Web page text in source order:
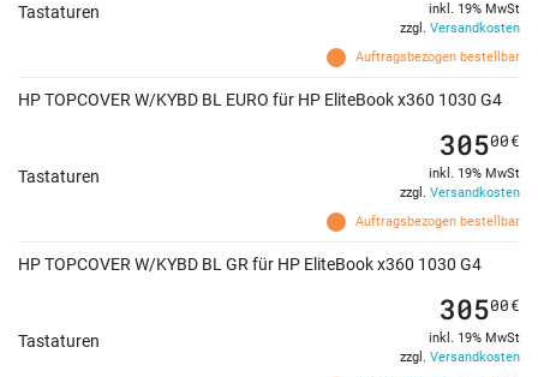
Tastaturen
Auftragsbezogen bestellbar
inkl. 19% MwSt
zzgl. Versandkosten
HP TOPCOVER W/KYBD BL EURO für HP EliteBook x360 1030 G4
Tastaturen
Auftragsbezogen bestellbar
30500€
inkl. 19% MwSt
zzgl. Versandkosten
HP TOPCOVER W/KYBD BL GR für HP EliteBook x360 1030 G4
Tastaturen
30500€
inkl. 19% MwSt
zzgl. Versandkosten